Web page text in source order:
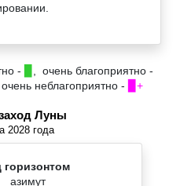
-
, очень благоприятно -
очень неблагоприятно - ▉+
Луны
2028 года
горизонтом
азимут